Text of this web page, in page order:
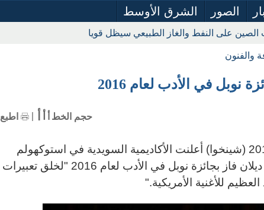
الصور الشرق الأوسط
على النفط والغاز الطبيعي سيظل قويا
والفنون
نوبل في الأدب لعام 2016
اطبع حجم الخط
استوكهولم 13 أكتوبر 2016 (شينخوا) أعلنت الأكاديمية السويدية في استوكهولم
اليوم (الخميس) ان بوب ديلان فاز بجائزة نوبل في الأدب لعام 2016 "لخلق تعبيرات
للأغنية الأمريكية".